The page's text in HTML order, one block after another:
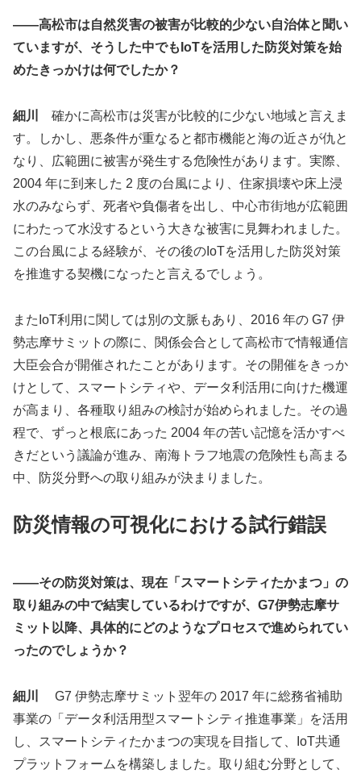
――高松市は自然災害の被害が比較的少ない自治体と聞い
ていますが、そうした中でもIoTを活用した防災対策を始
めたきっかけは何でしたか？
細川
確かに高松市は災害が比較的に少ない地域と言えま
す。しかし、悪条件が重なると都市機能と海の近さが仇と
なり、広範囲に被害が発生する危険性があります。実際、
2004 年に到来した 2 度の台風により、住家損壊や床上浸
水のみならず、死者や負傷者を出し、中心市街地が広範囲
にわたって水没するという大きな被害に見舞われました。
この台風による経験が、その後のIoTを活用した防災対策
を推進する契機になったと言えるでしょう。
またIoT利用に関しては別の文脈もあり、2016 年の G7 伊
勢志摩サミットの際に、関係会合として高松市で情報通信
大臣会合が開催されたことがあります。その開催をきっか
けとして、スマートシティや、データ利活用に向けた機運
が高まり、各種取り組みの検討が始められました。その過
程で、ずっと根底にあった 2004 年の苦い記憶を活かすべ
きだという議論が進み、南海トラフ地震の危険性も高まる
中、防災分野への取り組みが決まりました。
防災情報の可視化における試行錯誤
――その防災対策は、現在「スマートシティたかまつ」の
取り組みの中で結実しているわけですが、G7伊勢志摩サ
ミット以降、具体的にどのようなプロセスで進められてい
ったのでしょうか？
細川
G7 伊勢志摩サミット翌年の 2017 年に総務省補助
事業の「データ利活用型スマートシティ推進事業」を活用
し、スマートシティたかまつの実現を目指して、IoT共通
プラットフォームを構築しました。取り組む分野として、